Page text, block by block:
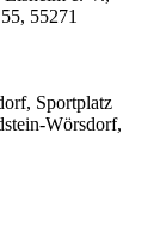
55271
Sportplatz
Wörsdorf,